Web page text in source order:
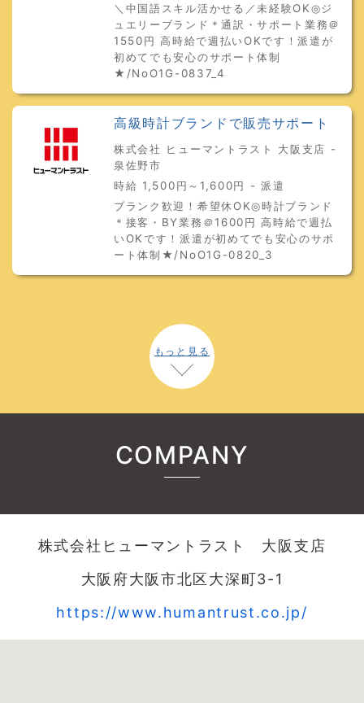
＼中国語スキル活かせる／未経験OK◎ジ
ュエリーブランド＊通訳・サポート業務＠
1550円 高時給で週払いOKです！派遣が
初めてでも安心のサポート体制
★/NoO1G-0837_4
高級時計ブランドで販売サポート
株式会社 ヒューマントラスト 大阪支店 -
泉佐野市
時給 1,500円～1,600円 - 派遣
ブランク歓迎！希望休OK◎時計ブランド
＊接客・BY業務＠1600円 高時給で週払
いOKです！派遣が初めてでも安心のサポ
ート体制★/NoO1G-0820_3
もっと見る
COMPANY
株式会社ヒューマントラスト 大阪支店
大阪府大阪市北区大深町3-1
https://www.humantrust.co.jp/